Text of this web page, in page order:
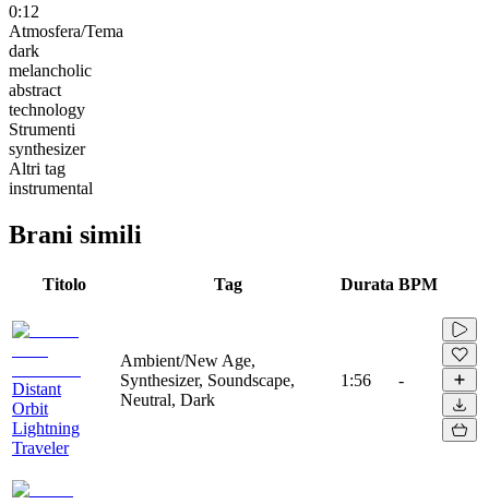
0:12
Atmosfera/Tema
dark
melancholic
abstract
technology
Strumenti
synthesizer
Altri tag
instrumental
Brani simili
Titolo Tag Durata BPM
Distant
Orbit
Lightning
Traveler
Ambient/New Age,
Synthesizer, Soundscape,
Neutral, Dark
1:56 -